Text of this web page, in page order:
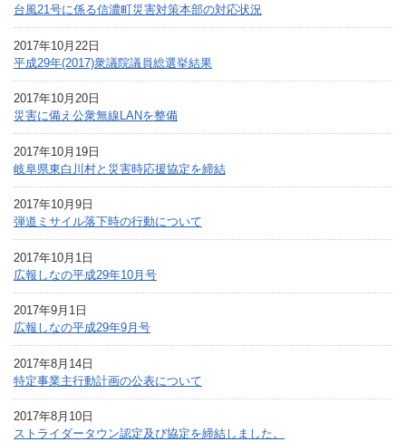
台風21号に係る信濃町災害対策本部の対応状況
2017年10月22日
平成29年(2017)衆議院議員総選挙結果
2017年10月20日
災害に備え公衆無線LANを整備
2017年10月19日
岐阜県東白川村と災害時応援協定を締結
2017年10月9日
弾道ミサイル落下時の行動について
2017年10月1日
広報しなの平成29年10月号
2017年9月1日
広報しなの平成29年9月号
2017年8月14日
特定事業主行動計画の公表について
2017年8月10日
ストライダータウン認定及び協定を締結しました。